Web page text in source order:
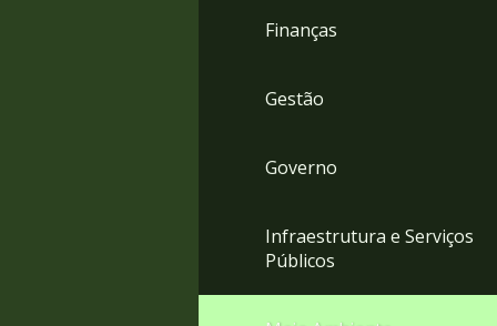
Finanças
Gestão
Governo
Infraestrutura e Serviços
Públicos